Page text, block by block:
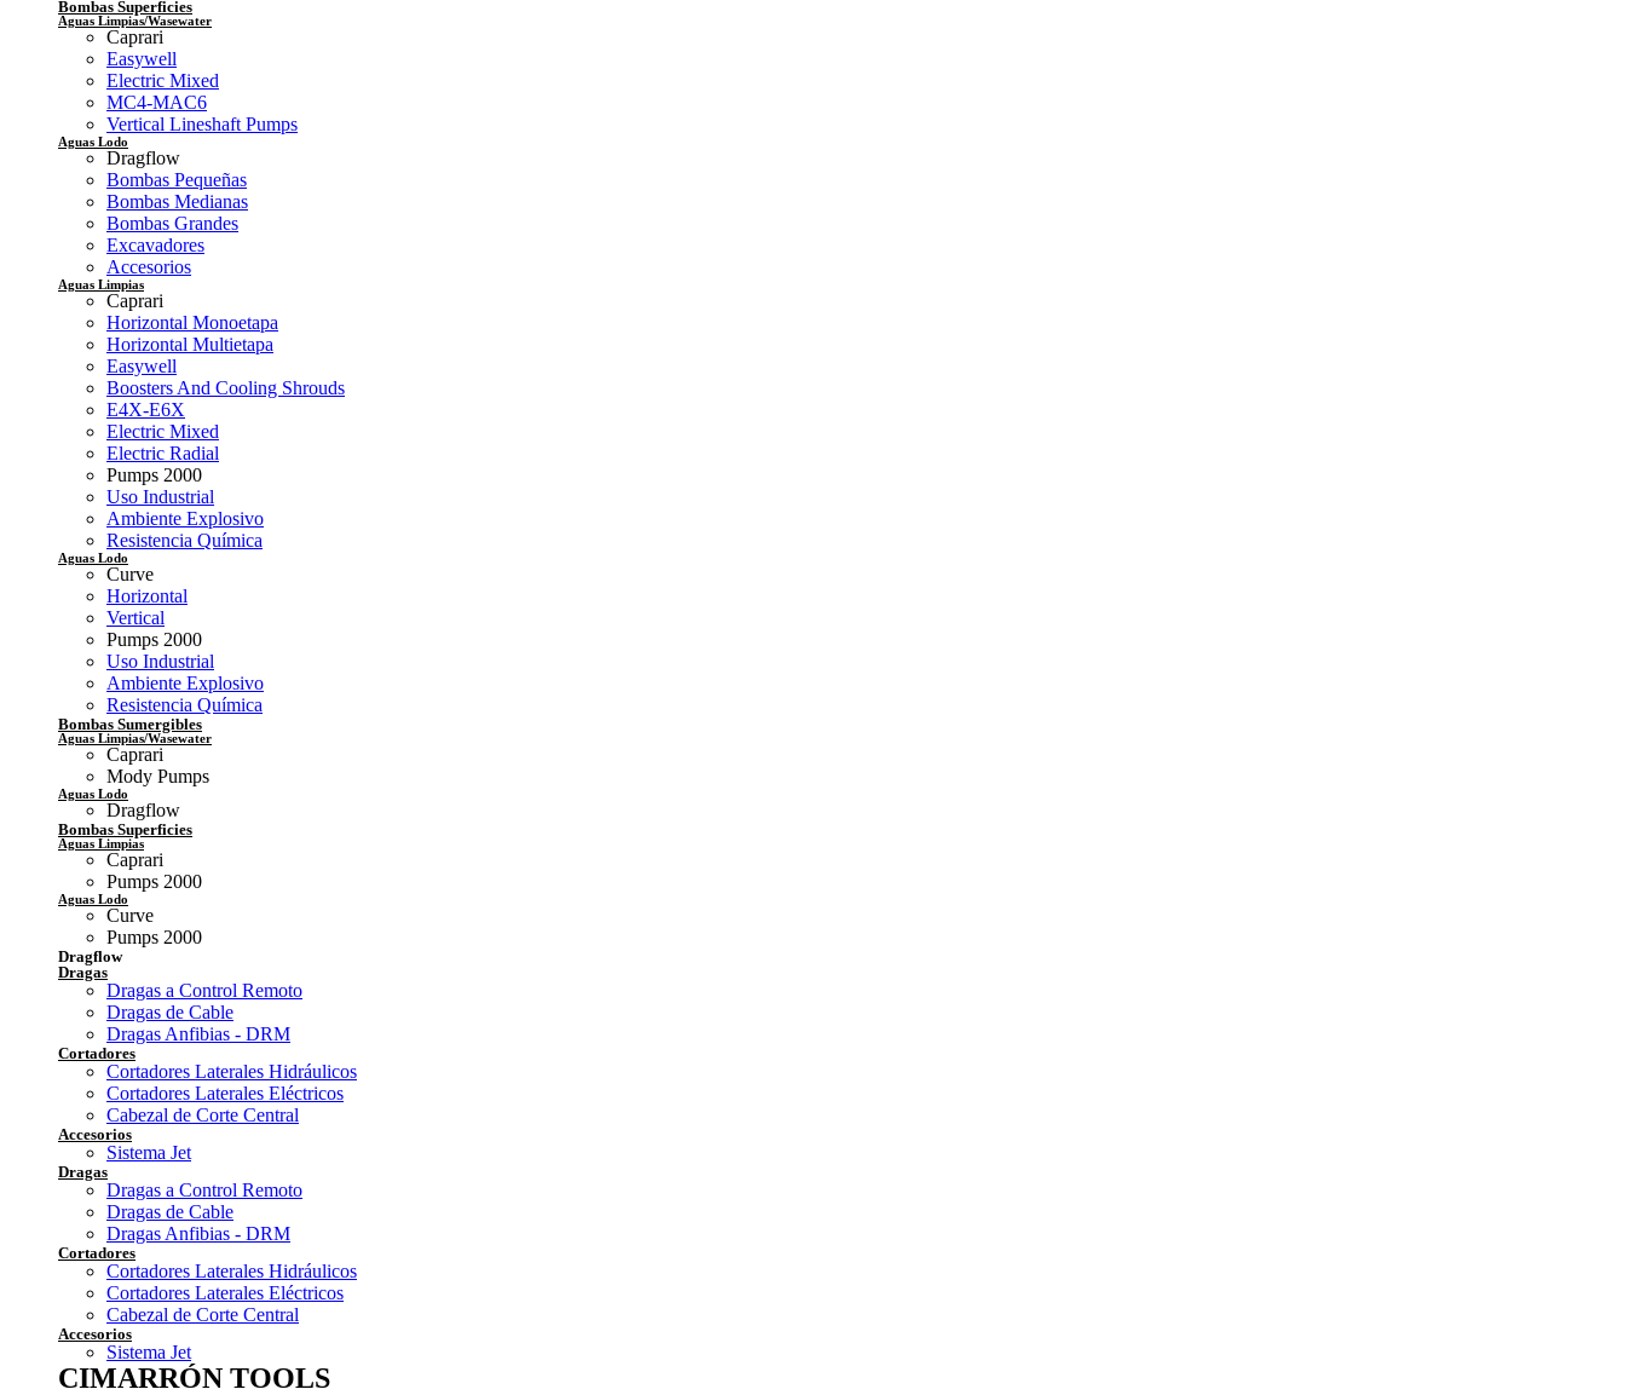
Bombas Superficies
Aguas Limpias/Wasewater
Caprari
Easywell
Electric Mixed
MC4-MAC6
Vertical Lineshaft Pumps
Aguas Lodo
Dragflow
Bombas Pequeñas
Bombas Medianas
Bombas Grandes
Excavadores
Accesorios
Aguas Limpias
Caprari
Horizontal Monoetapa
Horizontal Multietapa
Easywell
Boosters And Cooling Shrouds
E4X-E6X
Electric Mixed
Electric Radial
Pumps 2000
Uso Industrial
Ambiente Explosivo
Resistencia Química
Aguas Lodo
Curve
Horizontal
Vertical
Pumps 2000
Uso Industrial
Ambiente Explosivo
Resistencia Química
Bombas Sumergibles
Aguas Limpias/Wasewater
Caprari
Mody Pumps
Aguas Lodo
Dragflow
Bombas Superficies
Aguas Limpias
Caprari
Pumps 2000
Aguas Lodo
Curve
Pumps 2000
Dragflow
Dragas
Dragas a Control Remoto
Dragas de Cable
Dragas Anfibias - DRM
Cortadores
Cortadores Laterales Hidráulicos
Cortadores Laterales Eléctricos
Cabezal de Corte Central
Accesorios
Sistema Jet
Dragas
Dragas a Control Remoto
Dragas de Cable
Dragas Anfibias - DRM
Cortadores
Cortadores Laterales Hidráulicos
Cortadores Laterales Eléctricos
Cabezal de Corte Central
Accesorios
Sistema Jet
CIMARRÓN TOOLS